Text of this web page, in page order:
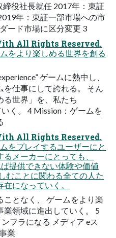
役社長就任 2017年：東証
年：東証一部市場への市
ード市場に区分変更 3
All Rights Reserved.
をより楽しめる世界を創る
ゲームに熱中し、
仕事にして誇れる。 そん
る世界」を、私たち
く。 4 Mission：ゲームを
All Rights Reserved.
をプレイするユーザーにと
メーカーにとっても、
提供できない体験や価値
むことに関わる全ての人た
になっていく。
ことなく、 ゲームをより楽
業領域に進出していく。 5
フラになる メディア eス
業